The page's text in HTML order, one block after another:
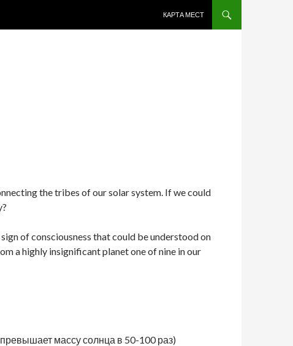
КАРТА МЕСТ
the tribes of our solar system. If we could
of consciousness that could be understood on
a highly insignificant planet one of nine in our
массу солнца в 50-100 раз)